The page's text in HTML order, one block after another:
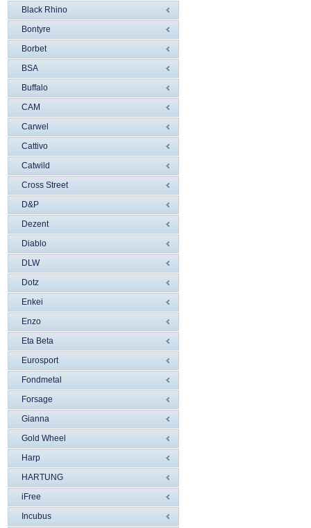
Black Rhino
Bontyre
Borbet
BSA
Buffalo
CAM
Carwel
Cattivo
Catwild
Cross Street
D&P
Dezent
Diablo
DLW
Dotz
Enkei
Enzo
Eta Beta
Eurosport
Fondmetal
Forsage
Gianna
Gold Wheel
Harp
HARTUNG
iFree
Incubus